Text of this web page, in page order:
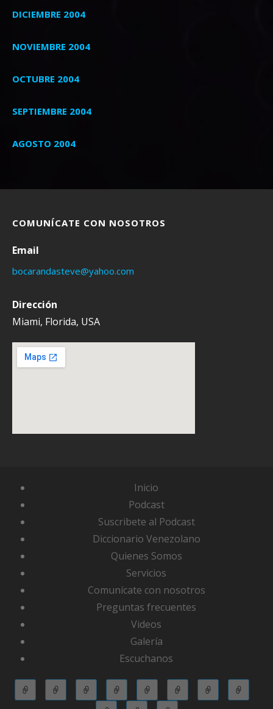
DICIEMBRE 2004
NOVIEMBRE 2004
OCTUBRE 2004
SEPTIEMBRE 2004
AGOSTO 2004
COMUNÍCATE CON NOSOTROS
Email
bocarandasteve@yahoo.com
Dirección
Miami, Florida, USA
Inicio
Podcast
Suscribete al Podcast
Diccionario Venezolano
Quienes Somos
Servicios
Comunícate con nosotros
Preguntas frecuentes
Videos
Galería
Escuchanos